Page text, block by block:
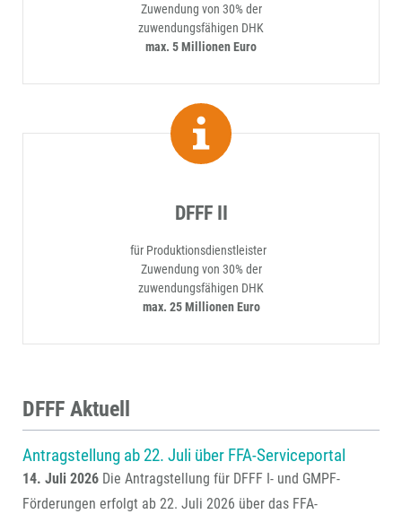
Zuwendung von 30% der
zuwendungsfähigen DHK
max. 5 Millionen Euro
DFFF II
für Produktionsdienstleister
Zuwendung von 30% der
zuwendungsfähigen DHK
max. 25 Millionen Euro
DFFF Aktuell
Antragstellung ab 22. Juli über FFA-Serviceportal
14. Juli 2026 Die Antragstellung für DFFF I- und GMPF-
Förderungen erfolgt ab 22. Juli 2026 über das FFA-